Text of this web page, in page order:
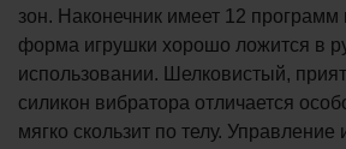
зон. Наконечник имеет 12
форма игрушки хорошо ложится в
использовании. Шелковистый,
силикон вибратора отличается
мягко скользит по телу. Управление